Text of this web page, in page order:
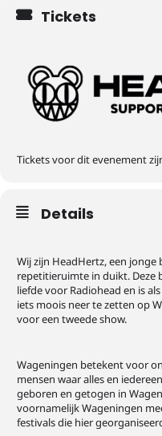
Tickets
Tickets voor dit evenement
Details
Wij zijn HeadHertz, een
repetitieruimte in duikt. Deze
liefde voor Radiohead en is
iets moois neer te zetten op
voor een tweede show.
Wageningen betekent voor
mensen waar alles en
geboren en getogen in
voornamelijk Wageningen
festivals die hier